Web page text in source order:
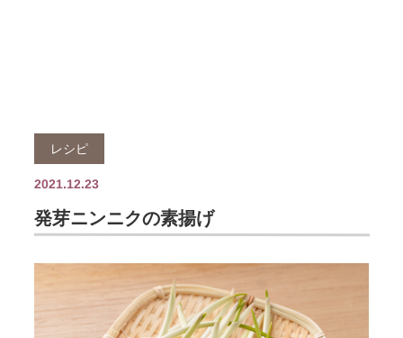
レシピ
2021.12.23
発芽ニンニクの素揚げ